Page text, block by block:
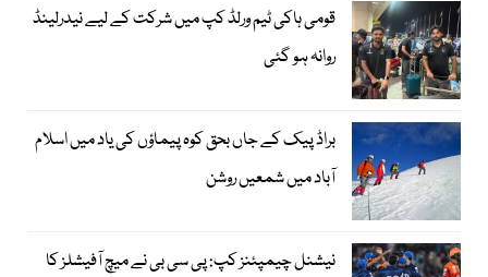
قومی ہاکی ٹیم ورلڈ کپ میں شرکت کے لیے نیدرلینڈ
روانہ ہو گئی
براڈ پیک کے جاں بحق کوہ پیماؤں کی یاد میں اسلام
آباد میں شمعیں روشن
نیشنل چیمپئنز کپ: پی سی بی نے میچ آفیشلز کا